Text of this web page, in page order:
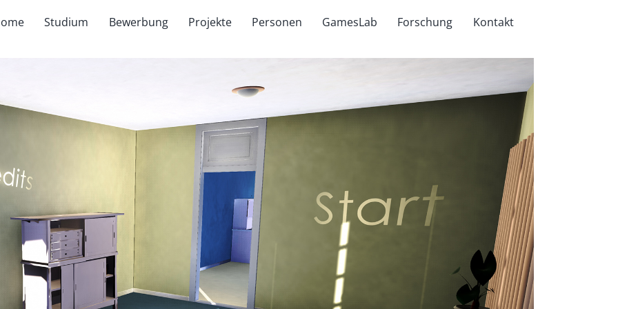
Studium Bewerbung Projekte Personen GamesLab Forschung Kontakt